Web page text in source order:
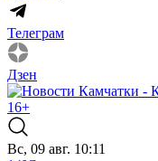
Телеграм
Дзен
16+
Вс, 09 авг. 10:11